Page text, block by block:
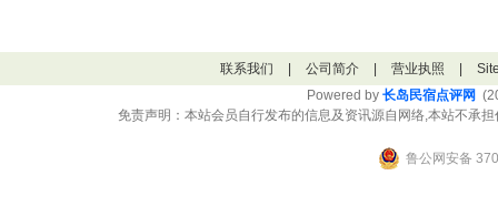
联系我们 公司简介 营业执照
Powered by 长岛民宿点评网
免责声明：本站会员自行发布的信息及资讯源自网络,本站不承
鲁公网安备